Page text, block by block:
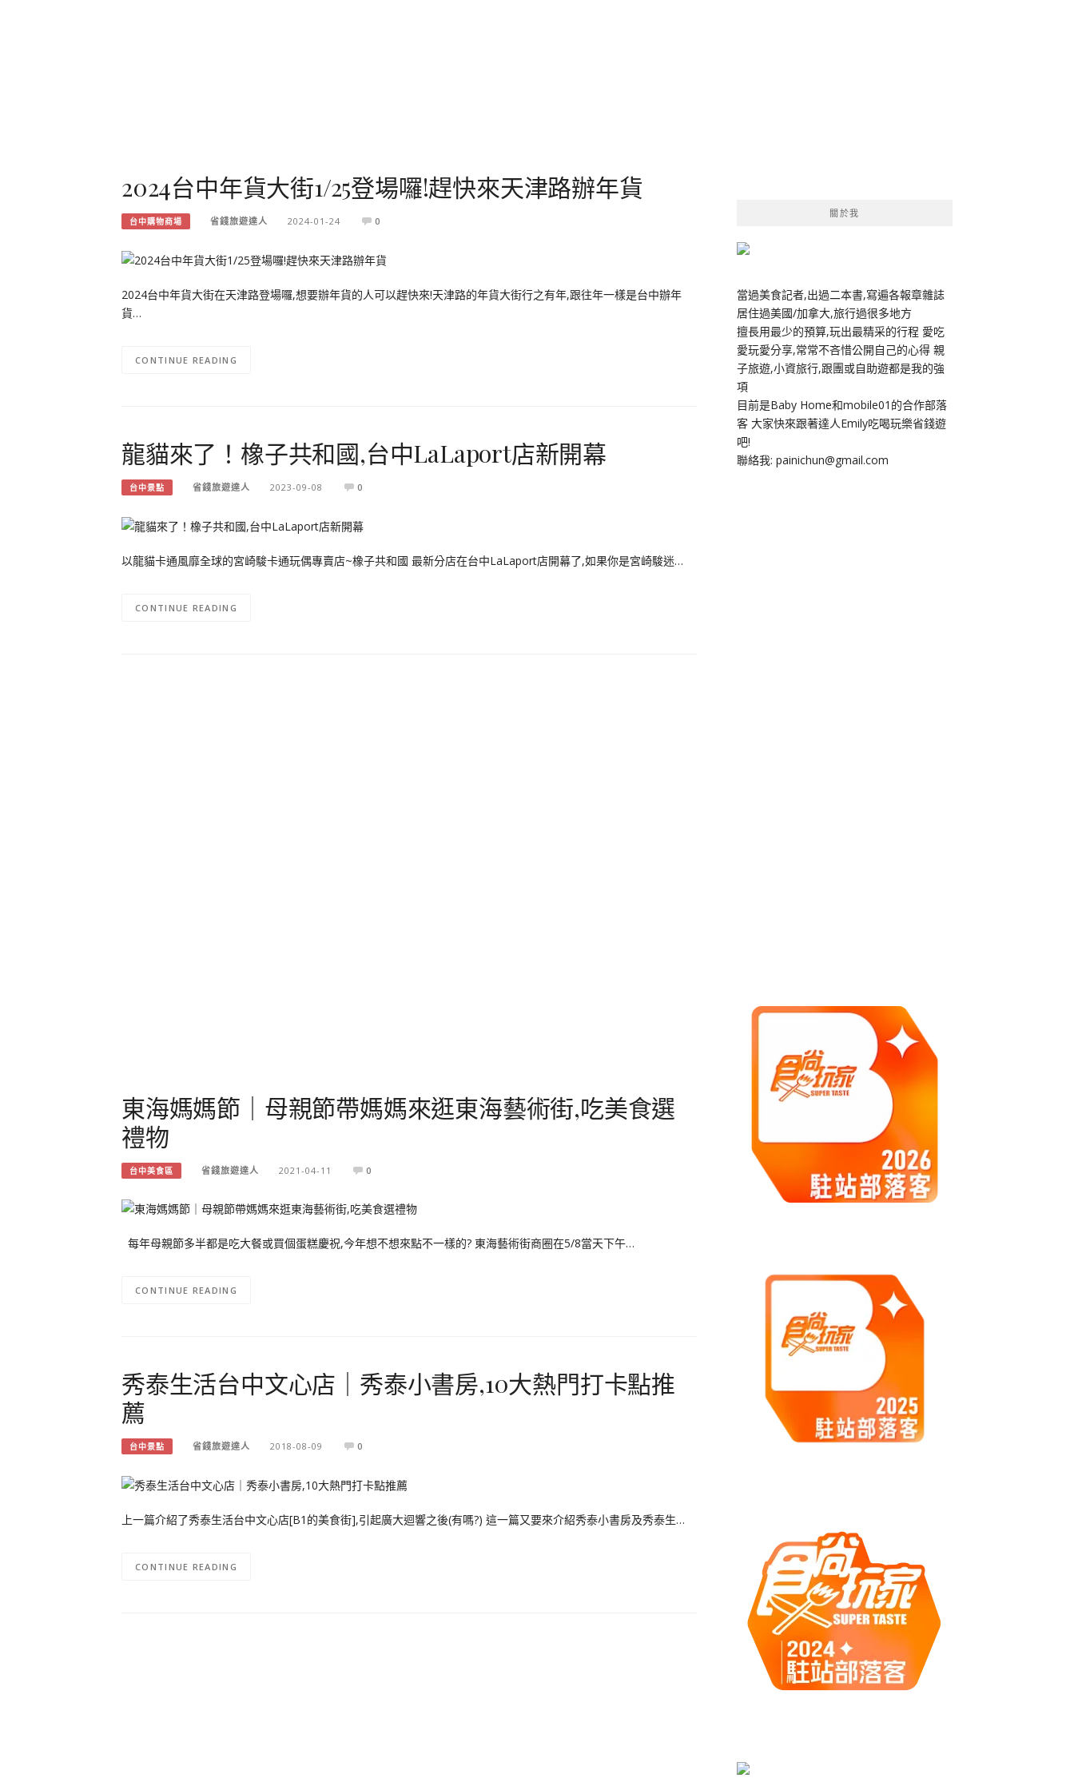
2024台中年貨大街1/25登場囉!趕快來天津路辦年貨
台中購物商場 省錢旅遊達人 2024-01-24 0
2024台中年貨大街在天津路登場囉,想要辦年貨的人可以趕快來!天津路的年貨大街行之有年,跟往年一樣是台中辦年
貨…
CONTINUE READING
龍貓來了！橡子共和國,台中LaLaport店新開幕
台中景點 省錢旅遊達人 2023-09-08 0
以龍貓卡通風靡全球的宮崎駿卡通玩偶專賣店~橡子共和國 最新分店在台中LaLaport店開幕了,如果你是宮崎駿迷…
CONTINUE READING
東海媽媽節｜母親節帶媽媽來逛東海藝術街,吃美食選
禮物
台中美食區 省錢旅遊達人 2021-04-11 0
每年母親節多半都是吃大餐或買個蛋糕慶祝,今年想不想來點不一樣的? 東海藝術街商圈在5/8當天下午…
CONTINUE READING
秀泰生活台中文心店｜秀泰小書房,10大熱門打卡點推
薦
台中景點 省錢旅遊達人 2018-08-09 0
上一篇介紹了秀泰生活台中文心店[B1的美食街],引起廣大迴響之後(有嗎?) 這一篇又要來介紹秀泰小書房及秀泰生…
CONTINUE READING
關於我
當過美食記者,出過二本書,寫遍各報章雜誌
居住過美國/加拿大,旅行過很多地方
擅長用最少的預算,玩出最精采的行程 愛吃
愛玩愛分享,常常不吝惜公開自己的心得 親
子旅遊,小資旅行,跟團或自助遊都是我的強
項
目前是Baby Home和mobile01的合作部落
客 大家快來跟著達人Emily吃喝玩樂省錢遊
吧!
聯絡我: painichun@gmail.com